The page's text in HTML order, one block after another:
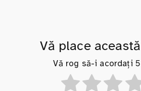
Vă place
Vă rog să-i acordați